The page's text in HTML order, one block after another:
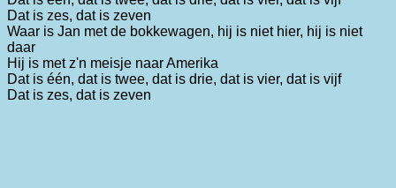
Dat is zes, dat is zeven
Waar is Jan met de bokkewagen, hij is niet hier, hij is niet
daar
Hij is met z'n meisje naar Amerika
Dat is één, dat is twee, dat is drie, dat is vier, dat is vijf
Dat is zes, dat is zeven